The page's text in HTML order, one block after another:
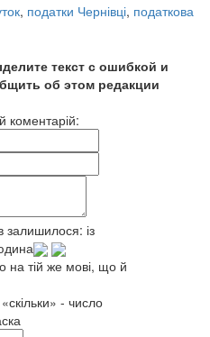
, податки Чернівці, податкова
текст с ошибкой и
об этом редакции
коментарій:
залишилося: із
на тій же мові, що й
- число